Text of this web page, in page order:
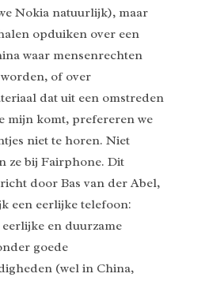
Nokia natuurlijk), maar
opduiken over een
waar mensenrechten
of over
dat uit een omstreden
mijn komt, prefereren we
niet te horen. Niet
ze bij Fairphone. Dit
door Bas van der Abel,
een eerlijke telefoon:
eerlijke en duurzame
goede
(wel in China,